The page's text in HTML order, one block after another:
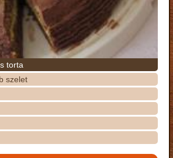
torta
szelet